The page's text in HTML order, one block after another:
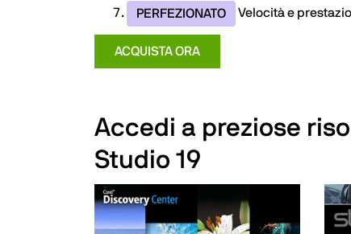
PERFEZIONATO Velocità e
ACQUISTA ORA
Accedi a preziose
Studio 19